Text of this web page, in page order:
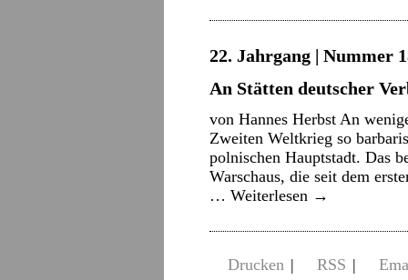
22. Jahrgang | Nummer
An Stätten deutscher
von Hannes Herbst An
Zweiten Weltkrieg so
polnischen Hauptstadt. Das
Warschaus, die seit dem
… Weiterlesen →
Drucken | RSS |